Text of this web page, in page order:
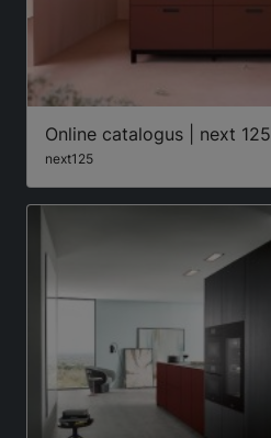
Online catalogus | next 125
next125